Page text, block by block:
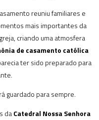
reuniu familiares e
mais importantes da
criando uma atmosfera
de casamento católica
ter sido preparado para
guardado para sempre.
daCatedral Nossa Senhora